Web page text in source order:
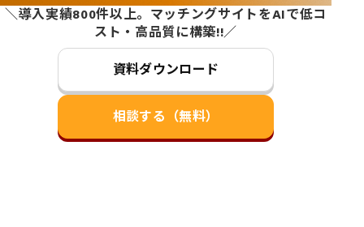
＼導入実績800件以上。マッチングサイトをAIで低コ
スト・高品質に構築!!／
資料ダウンロード
相談する（無料）